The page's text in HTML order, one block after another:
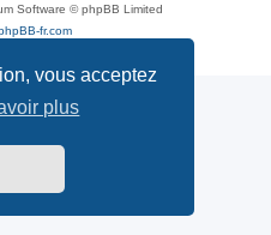
vous acceptez
plus
Software © phpBB Limited
fr.com